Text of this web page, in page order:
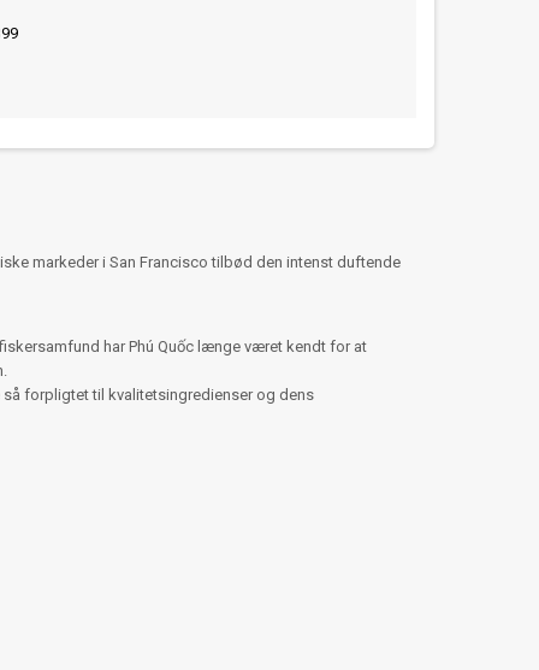
markeder i San Francisco tilbød den intenst duftende
har Phú Quốc længe været kendt for at
forpligtet til kvalitetsingredienser og dens